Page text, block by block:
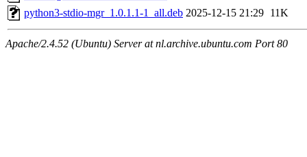
python3-stdio-mgr_1.0.1.1-1_all.deb 2025-12-15 21:29 11K
Apache/2.4.52 (Ubuntu) Server at nl.archive.ubuntu.com Port 80